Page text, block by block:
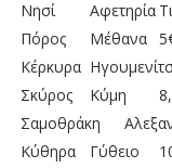
Νησί Αφετηρία
Πόρος
Μέθανα
Κέρκυρα
Σκύρος
Κύμη
Σαμοθράκη
Κύθηρα
Γύθειο